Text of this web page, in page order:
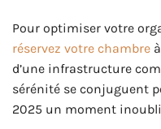
Pour optimiser votre
réservez votre chambre
d’une infrastructure
sérénité se conjuguent
2025 un moment